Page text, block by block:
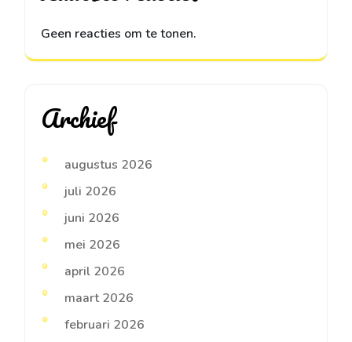
Geen reacties om te tonen.
Archief
augustus 2026
juli 2026
juni 2026
mei 2026
april 2026
maart 2026
februari 2026